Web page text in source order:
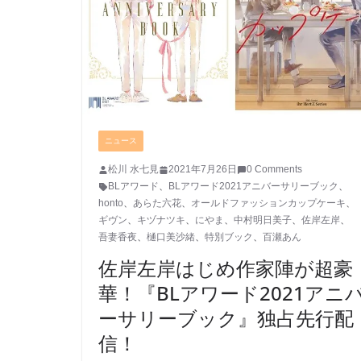
ニュース
松川 水七見 2021年7月26日
0 Comments
BLアワード、 BLアワード2021アニバーサリーブック 、
honto、 あらた六花、 オールドファッションカップケーキ、
ギヴン、 キヅナツキ、 にやま 、 中村明日美子、 佐岸左岸、
吾妻香夜、 樋口美沙緒、 特別ブック 、 百瀬あん
佐岸左岸はじめ作家陣が超豪
華！『BLアワード2021アニ
ーサリーブック』独占先行配
信！